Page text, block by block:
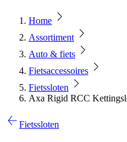
Home
Assortiment
Auto & fiets
Fietsaccessoires
Fietssloten
Axa Rigid RCC
Fietssloten